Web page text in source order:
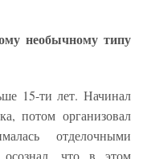
необычному типу
15-ти лет. Начинал
потом организовал
отделочными
что в этом